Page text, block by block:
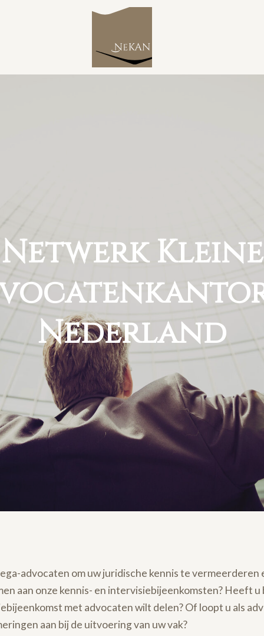
Netwerk Kleine
Nederland
advocaten om uw juridische kennis te
aan onze kennis- en intervisiebijeenkomsten? Heeft
met advocaten wilt delen? Of loopt u als
aan bij de uitvoering van uw vak?